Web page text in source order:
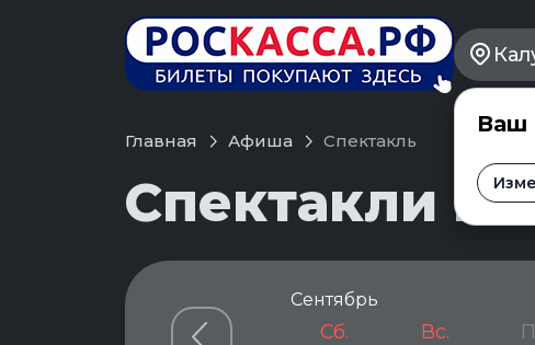
Ваш
Главная Афиша Спектакль
Спектакли в
Сентябрь
Сб. Вс.